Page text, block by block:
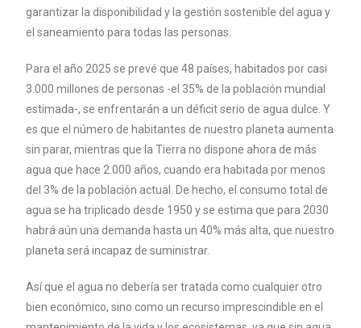
garantizar la disponibilidad y la gestión sostenible del agua y
el saneamiento para todas las personas.
Para el año 2025 se prevé que 48 países, habitados por casi
3.000 millones de personas -el 35% de la población mundial
estimada-, se enfrentarán a un déficit serio de agua dulce. Y
es que el número de habitantes de nuestro planeta aumenta
sin parar, mientras que la Tierra no dispone ahora de más
agua que hace 2.000 años, cuando era habitada por menos
del 3% de la población actual. De hecho, el consumo total de
agua se ha triplicado desde 1950 y se estima que para 2030
habrá aún una demanda hasta un 40% más alta, que nuestro
planeta será incapaz de suministrar.
Así que el agua no debería ser tratada como cualquier otro
bien económico, sino como un recurso imprescindible en el